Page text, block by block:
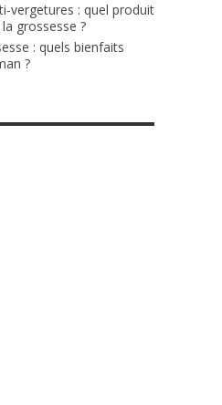
vergetures : quel produit
grossesse ?
: quels bienfaits
?